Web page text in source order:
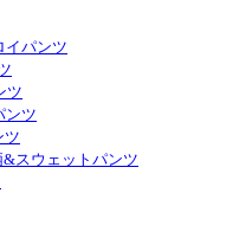
イパンツ
ツ
ンツ
ツ
&スウェットパンツ